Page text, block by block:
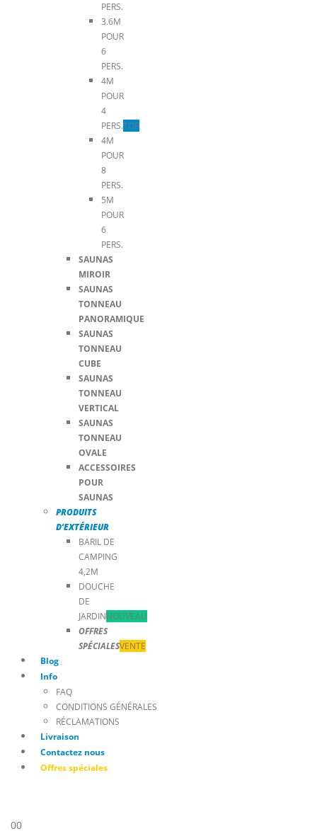
PERS.
3.6M
POUR
6
PERS.
4M
POUR
4
PERS.TOP
4M
POUR
8
PERS.
5M
POUR
6
PERS.
SAUNAS
MIROIR
SAUNAS
TONNEAU
PANORAMIQUE
SAUNAS
TONNEAU
CUBE
SAUNAS
TONNEAU
VERTICAL
SAUNAS
TONNEAU
OVALE
ACCESSOIRES
POUR
SAUNAS
PRODUITS
D’EXTÉRIEUR
BARIL DE
CAMPING
4,2M
DOUCHE
DE
JARDINNOUVEAU
OFFRES
SPÉCIALESVENTE
Blog
Info
FAQ
CONDITIONS GÉNÉRALES
RÉCLAMATIONS
Livraison
Contactez nous
Offres spéciales
00